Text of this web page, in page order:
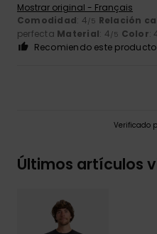
Mostrar original - Français
Comodidad: 4/5 Relación
perfecta Material: 4/5 Color:
Recomiendo este producto
Verificado
Últimos artículos